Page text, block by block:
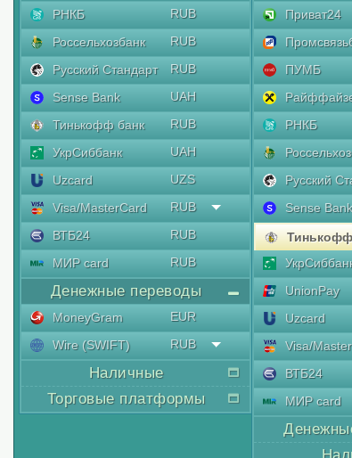
РНКБ
RUB
Россельхозбанк
RUB
Русский Стандарт
RUB
Sense Bank
UAH
Тинькофф банк
RUB
УкрСиббанк
UAH
Uzcard
UZS
Visa/MasterCard
RUB
ВТБ24
RUB
МИР card
RUB
Денежные переводы
MoneyGram
EUR
Wire (SWIFT)
RUB
Наличные
Торговые платформы
Приват24
ПУМБ
РНКБ
Русский
Sense
Тинькофф
UnionPay
Uzcard
Visa/
ВТБ24
МИР card